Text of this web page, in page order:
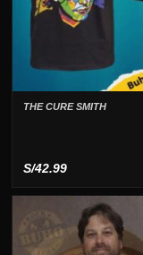
THE CURE SMITH
S/42.99